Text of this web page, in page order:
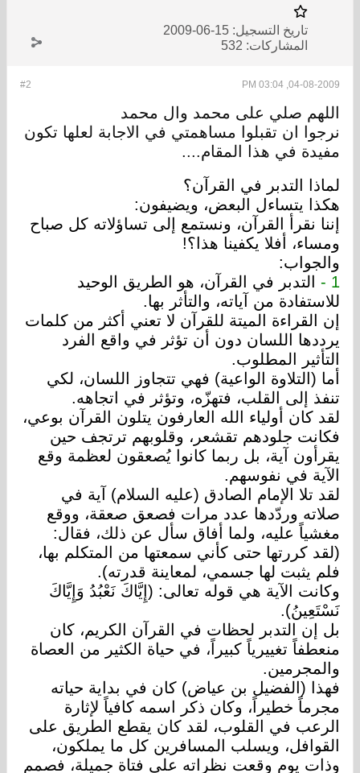
تاريخ التسجيل: 15-06-2009
المشاركات: 532
#2 04-08-2009, 03:04 PM
اللهم صلي على محمد وال محمد
نرجوا ان تقبلوا مساهمتي في الاجابة لعلها تكون
مفيدة في هذا المقام....
لماذا التدبر في القرآن؟
هكذا يتساءل البعض، ويضيفون:
إننا نقرأ القرآن، ونستمع إلى تساؤلاته كل صباح
ومساء، أفلا يكفينا هذا؟!
والجواب:
1 -
التدبر في القرآن، هو الطريق الوحيد
للاستفادة من آياته، والتأثر بها.
إن القراءة الميتة للقرآن لا تعني أكثر من كلمات
يرددها اللسان دون أن تؤثر في واقع الفرد
التأثير المطلوب.
أما (التلاوة الواعية) فهي تتجاوز اللسان، لكي
تنفذ إلى القلب، فتهزّه، وتؤثر في اتجاهه.
لقد كان أولياء الله العارفون يتلون القرآن بوعي،
فكانت جلودهم تقشعر، وقلوبهم ترتجف حين
يقرأون آية، بل ربما كانوا يُصعقون لعظمة وقع
الآية في نفوسهم.
لقد تلا الإمام الصادق (عليه السلام) آية في
صلاته وردّدها عدد مرات فصعق صعقة، ووقع
مغشياً عليه، ولما أفاق سأل عن ذلك، فقال:
(لقد كررتها حتى كأني سمعتها من المتكلم بها،
فلم يثبت لها جسمي، لمعاينة قدرته).
وكانت الآية هي قوله تعالى: (إِيَّاكَ نَعْبُدُ وَإِيَّاكَ
نَسْتَعِينُ).
بل إن التدبر لحظات في القرآن الكريم، كان
منعطفاً تغييرياً كبيراً، في حياة الكثير من العصاة
والمجرمين.
فهذا (الفضيل بن عياض) كان في بداية حياته
مجرماً خطيراً، وكان ذكر اسمه كافياً لإثارة
الرعب في القلوب، لقد كان يقطع الطريق على
القوافل، ويسلب المسافرين كل ما يملكون،
وذات يوم وقعت نظراته على فتاة جميلة، فصمم